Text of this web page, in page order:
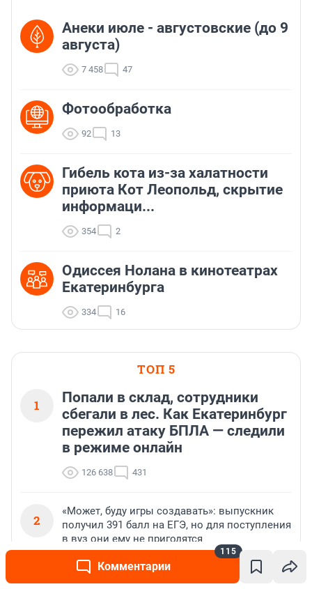
Комментарии
115
Анеки июле - августовские (до 9
августа)
7 458 47
Фотообработка
92 13
Гибель кота из-за халатности
приюта Кот Леопольд, скрытиe
информаци...
354 2
Одиссея Нолана в кинотеатрах
Екатеринбурга
334 16
ТОП 5
1
Попали в склад, сотрудники
сбегали в лес. Как Екатеринбург
пережил атаку БПЛА — следили
в режиме онлайн
126 638 431
2
«Может, буду игры создавать»: выпускник
получил 391 балл на ЕГЭ, но для поступления
в вуз они ему не пригодятся
96 254 41